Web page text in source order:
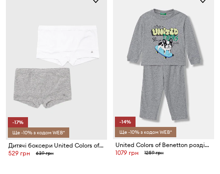
-17%
Ще -10% з кодом WEB*
Дитячі боксери United Colors of Benetton
529 грн
639 грн
-14%
Ще -10% з кодом WEB*
United Colors of Benetton роздільна піжама дитяча бавовняна
1079 грн
1259 грн